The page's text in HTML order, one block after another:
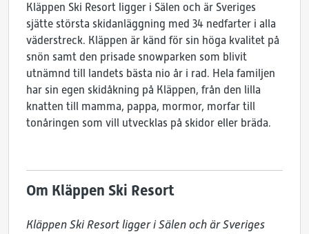
Kläppen Ski Resort ligger i Sälen och är Sveriges
sjätte största skidanläggning med 34 nedfarter i alla
väderstreck. Kläppen är känd för sin höga kvalitet på
snön samt den prisade snowparken som blivit
utnämnd till landets bästa nio år i rad. Hela familjen
har sin egen skidåkning på Kläppen, från den lilla
knatten till mamma, pappa, mormor, morfar till
tonåringen som vill utvecklas på skidor eller bräda.
Om Kläppen Ski Resort
Kläppen Ski Resort ligger i Sälen och är Sveriges